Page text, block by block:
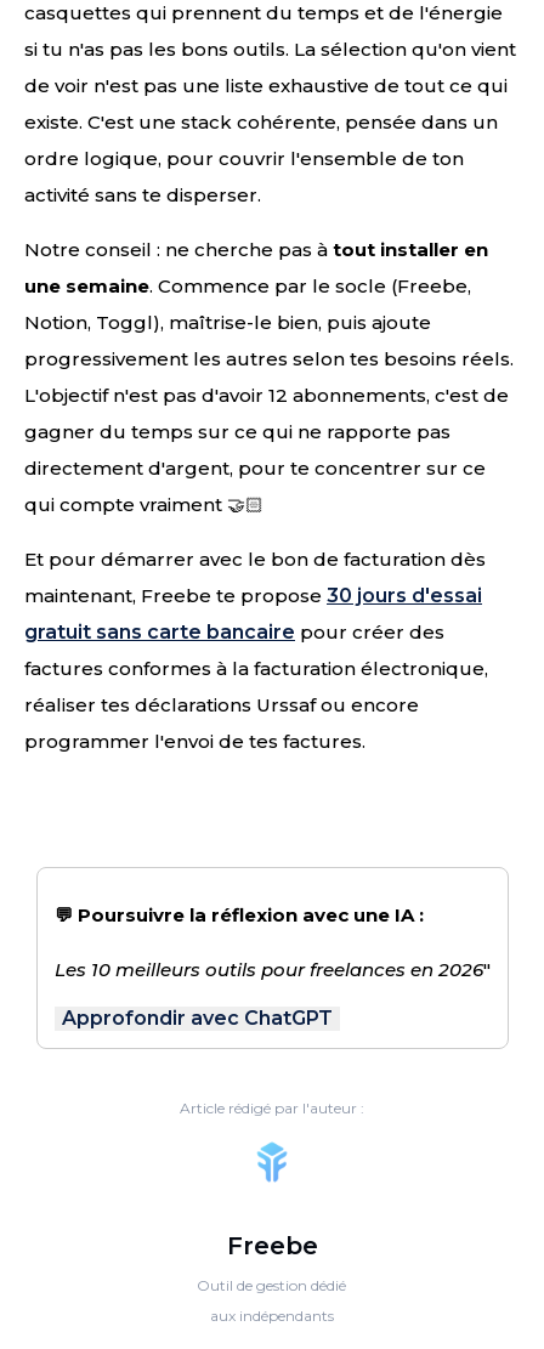
casquettes qui prennent du temps et de l'énergie
si tu n'as pas les bons outils. La sélection qu'on vient
de voir n'est pas une liste exhaustive de tout ce qui
existe. C'est une stack cohérente, pensée dans un
ordre logique, pour couvrir l'ensemble de ton
activité sans te disperser.
Notre conseil : ne cherche pas à tout installer en
une semaine. Commence par le socle (Freebe,
Notion, Toggl), maîtrise-le bien, puis ajoute
progressivement les autres selon tes besoins réels.
L'objectif n'est pas d'avoir 12 abonnements, c'est de
gagner du temps sur ce qui ne rapporte pas
directement d'argent, pour te concentrer sur ce
qui compte vraiment 🤝🏻
Et pour démarrer avec le bon de facturation dès
maintenant, Freebe te propose 30 jours d'essai
gratuit sans carte bancaire pour créer des
factures conformes à la facturation électronique,
réaliser tes déclarations Urssaf ou encore
programmer l'envoi de tes factures.
💬 Poursuivre la réflexion avec une IA :
Les 10 meilleurs outils pour freelances en 2026"
Approfondir avec ChatGPT
Article rédigé par l'auteur :
Freebe
Outil de gestion dédié
aux indépendants